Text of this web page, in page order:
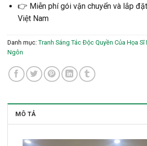
👉 Miễn phí gói vận chuyển và lắp
Việt Nam
Danh mục: Tranh Sáng Tác Độc Quyền Của Họa
Ngôn
MÔ TẢ